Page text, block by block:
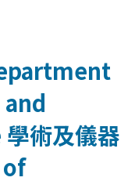
學術及儀器